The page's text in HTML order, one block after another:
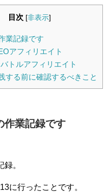
目次 [非表示]
業記録です
アフィリエイト
トルアフィリエイト
する前に確認するべきこと
作業記録です
録。
に行ったことです。